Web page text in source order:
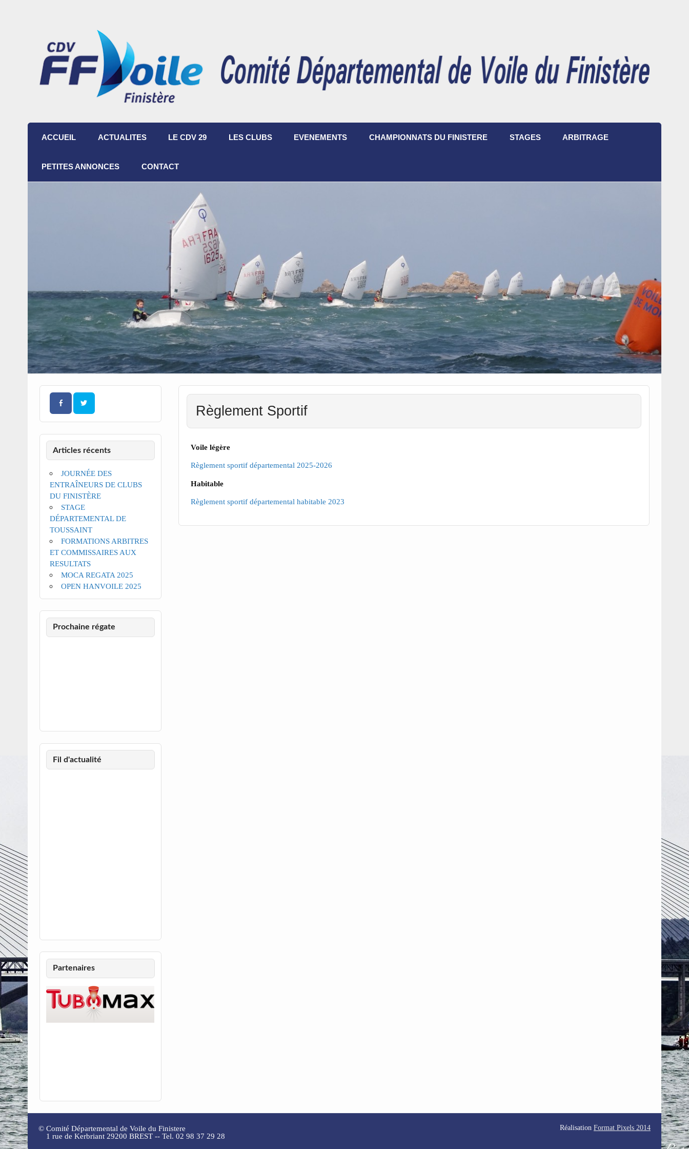
ACCUEIL ACTUALITES LE CDV 29 LES CLUBS EVENEMENTS CHAMPIONNATS DU FINISTERE STAGES ARBITRAGE
PETITES ANNONCES CONTACT
Règlement Sportif
Voile légère
Règlement sportif départemental 2025-2026
Habitable
Règlement sportif départemental habitable 2023
Articles récents
JOURNÉE DES
ENTRAÎNEURS DE CLUBS
DU FINISTÈRE
STAGE
DÉPARTEMENTAL DE
TOUSSAINT
FORMATIONS ARBITRES
ET COMMISSAIRES AUX
RESULTATS
MOCA REGATA 2025
OPEN HANVOILE 2025
Prochaine régate
Fil d'actualité
Partenaires
©Comité Départemental de Voile du Finistere
1 rue de Kerbriant 29200 BREST -- Tel. 02 98 37 29 28
Réalisation Format Pixels 2014